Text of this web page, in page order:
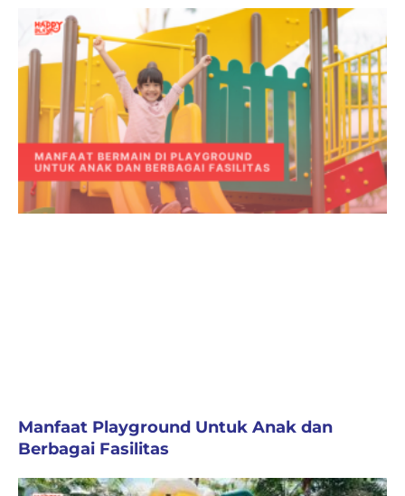
Manfaat Playground Untuk Anak dan
Berbagai Fasilitas